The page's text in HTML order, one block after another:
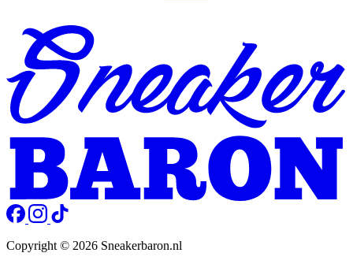
Copyright © 2026 Sneakerbaron.nl